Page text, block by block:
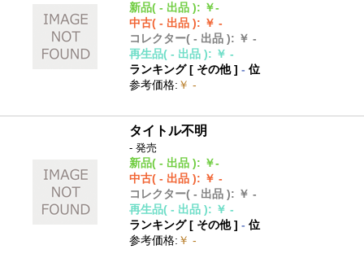
新品( - 出品 ): ￥-
中古( - 出品 ): ￥ -
コレクター( - 出品 ): ￥ -
再生品( - 出品 ): ￥ -
ランキング [ その他]- 位
参考価格: ￥ -
タイトル不明
- 発売
新品( - 出品 ): ￥-
中古( - 出品 ): ￥ -
コレクター( - 出品 ): ￥ -
再生品( - 出品 ): ￥ -
ランキング [ その他]- 位
参考価格: ￥ -